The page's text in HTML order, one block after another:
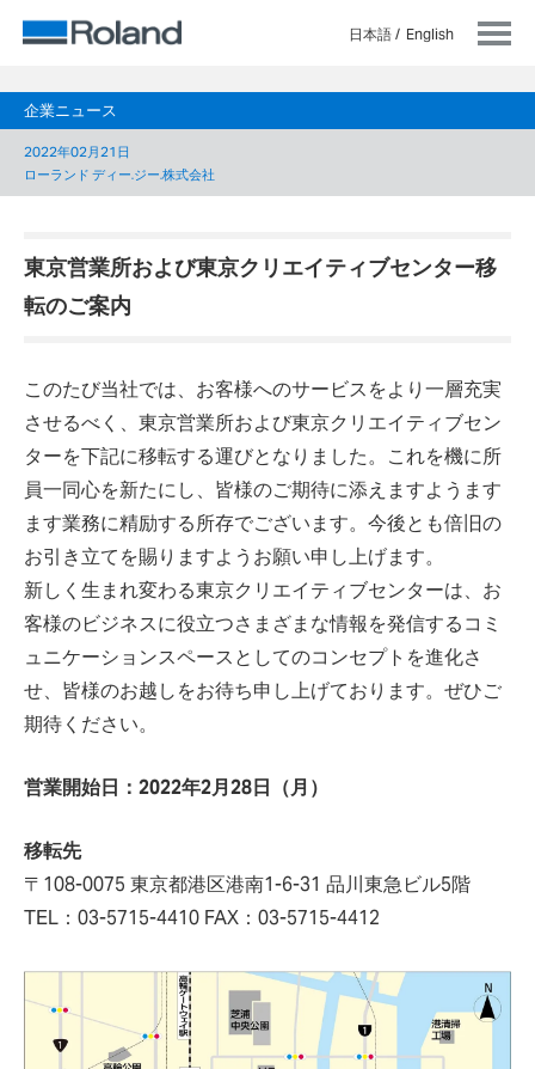
日本語 English
企業ニュース
2022年02月21日
ローランド ディー.ジー.株式会社
東京営業所および東京クリエイティブセンター移
転のご案内
このたび当社では、お客様へのサービスをより一層充実
させるべく、東京営業所および東京クリエイティブセン
ターを下記に移転する運びとなりました。これを機に所
員一同心を新たにし、皆様のご期待に添えますようます
ます業務に精励する所存でございます。今後とも倍旧の
お引き立てを賜りますようお願い申し上げます。
新しく生まれ変わる東京クリエイティブセンターは、お
客様のビジネスに役立つさまざまな情報を発信するコミ
ュニケーションスペースとしてのコンセプトを進化さ
せ、皆様のお越しをお待ち申し上げております。ぜひご
期待ください。
営業開始日：2022年2月28日（月）
移転先
〒108-0075 東京都港区港南1-6-31 品川東急ビル5階
TEL：03-5715-4410 FAX：03-5715-4412